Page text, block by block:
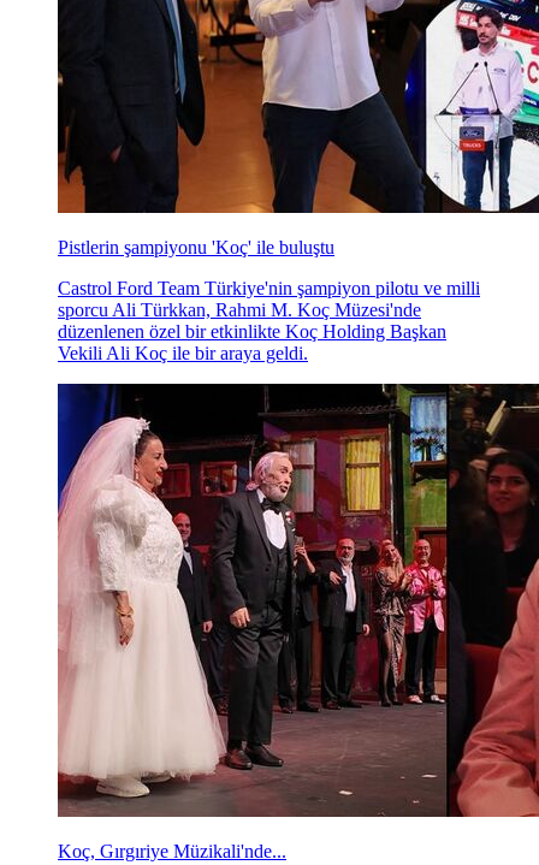
Pistlerin şampiyonu 'Koç' ile buluştu
Castrol Ford Team Türkiye'nin şampiyon pilotu ve milli
sporcu Ali Türkkan, Rahmi M. Koç Müzesi'nde
düzenlenen özel bir etkinlikte Koç Holding Başkan
Vekili Ali Koç ile bir araya geldi.
Koç, Gırgıriye Müzikali'nde...